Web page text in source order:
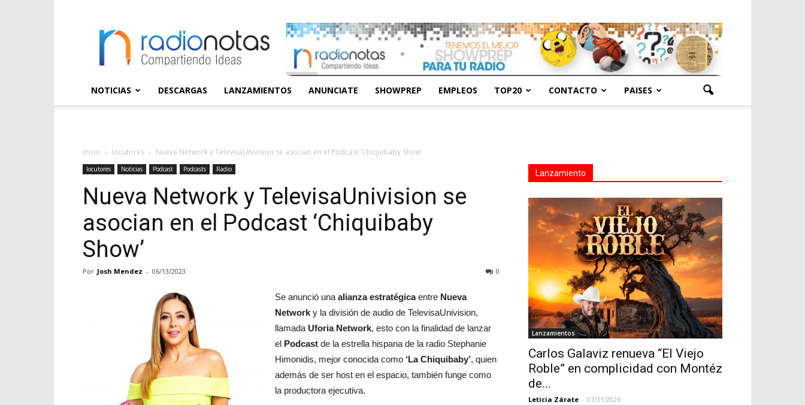
NOTICIAS DESCARGAS LANZAMIENTOS ANUNCIATE SHOWPREP EMPLEOS TOP20 CONTACTO PAISES
Inicio locutores Nueva Network y TelevisaUnivision se asocian en el Podcast ‘Chiquibaby Show’
locutores Noticias Podcast Podcasts Radio
Nueva Network y TelevisaUnivision se
asocian en el Podcast ‘Chiquibaby
Show’
Por Josh Mendez - 06/13/2023 0
Se anunció una alianza estratégicaentre Nueva
Network y la división de audio de TelevisaUnivision,
llamada Uforia Network, esto con la finalidad de lanzar
el Podcast de la estrella hispana de la radio Stephanie
Himonidis, mejor conocida como ‘La Chiquibaby’, quien
además de ser host en el espacio, también funge como
la productora ejecutiva.
Lanzamiento
Lanzamientos
Carlos Galaviz renueva “El Viejo
Roble” en complicidad con Montéz
de...
Leticia Zárate - 07/31/2026